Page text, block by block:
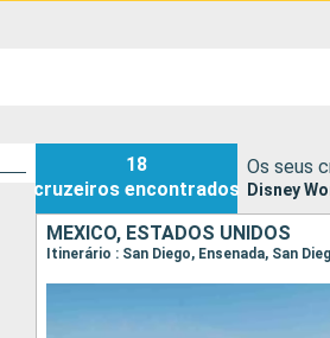
18
cruzeiros encontrados
Os seus
Disney
MÉXICO, ESTADOS UNIDOS
Itinerário : San Diego, Ensenada, San